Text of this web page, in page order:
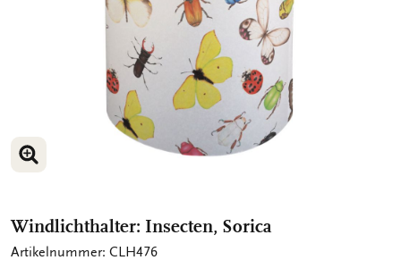
BILD VERGRÖSSERN
Windlichthalter: Insecten, Sorica
Artikelnummer: CLH476